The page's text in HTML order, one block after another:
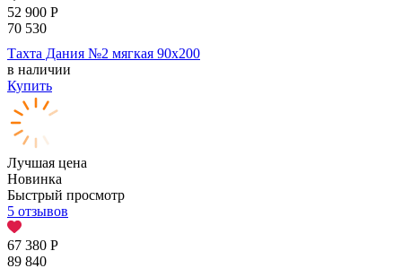
52 900 Р
70 530
Тахта Дания №2 мягкая 90х200
в наличии
Купить
Лучшая цена
Новинка
Быстрый просмотр
5 отзывов
67 380 Р
89 840